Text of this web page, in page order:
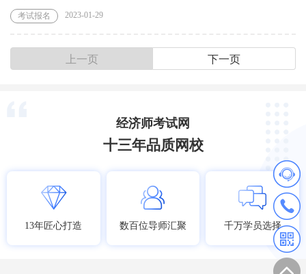
考试报名 2023-01-29
上一页 下一页
经济师考试网
十三年品质网校
13年匠心打造 数百位导师汇聚 千万学员选择